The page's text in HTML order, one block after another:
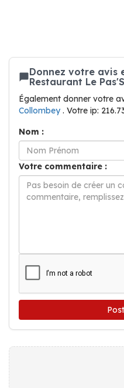
Donnez votre avis
Restaurant Le
Également donner votre
Collombey. Votre ip:
Nom :
Votre commentaire :